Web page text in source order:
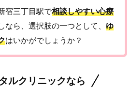
宿三丁目駅で相談しやすい心療
なら、選択肢の一つとして、 ゆ
はいかがでしょうか？
ルクリニックなら